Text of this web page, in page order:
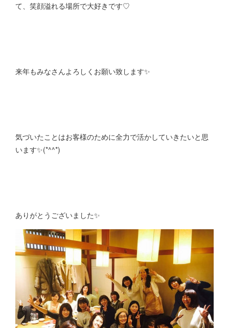
て、笑顔溢れる場所で大好きです♡
来年もみなさんよろしくお願い致します✨
気づいたことはお客様のために全力で活かしていきたいと思
います✨(*^^*)
ありがとうございました✨